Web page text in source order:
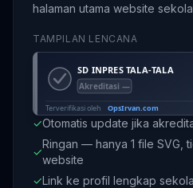
halaman utama website
TAMPILAN LENCANA
✓Otomatis update jika
✓
Ringan — hanya 1 file SVG,
website
✓Link ke profil lengkap